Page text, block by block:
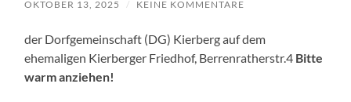
OKTOBER 13, 2025 / KEINE KOMMENTARE
der Dorfgemeinschaft (DG) Kierberg auf dem
ehemaligen Kierberger Friedhof, Berrenratherstr.4 Bitte
warm anziehen!